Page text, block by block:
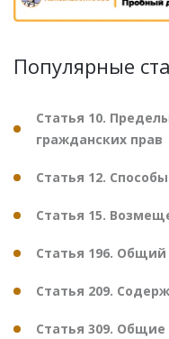
Популярные
Статья 10.
гражданских прав
Статья 12.
Статья 15.
Статья 196.
Статья 209.
Статья 309.